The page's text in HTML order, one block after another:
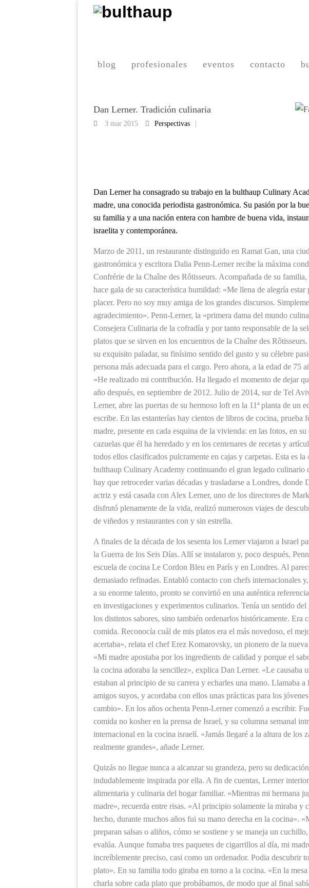
blog profesionales eventos contacto
Dan Lerner. Tradición culinaria
3 mar 2015 Perspectivas
Dan Lerner ha consagrado su trabajo en la bulthaup Culinary
madre, una conocida periodista gastronómica. Su pasión por la
su familia y a una nación entera con hambre de buena vida,
israelita y contemporánea.
Marzo de 2011, un restaurante distinguido en Ramat Gan, una
gastronómica y escritora Dalia Penn-Lerner recibe la máxima
Confrérie de la Chaîne des Rôtisseurs. Acompañada de su
hace gala de su característica humildad: «Me llena de alegría
placer. Pero no soy muy amiga de los grandes discursos.
agradecimiento». Penn-Lerner, la «primera dama del mundo
Consejera Culinaria de la cofradía y por tanto responsable de la
platos que se sirven en los encuentros de la Chaîne des
su exquisito paladar, su finísimo sentido del gusto y su célebre
persona más adecuada para el cargo. Pero ahora, a la edad de 75
«He realizado mi contribución. Ha llegado el momento de dejar
año después, en septiembre de 2012. Julio de 2014, sur de Tel
Lerner, abre las puertas de su hermoso loft en la 11ª planta de
escribe. En las estanterías hay cientos de libros de cocina, prueba
madre, presente en cada esquina de la vivienda: en las fotos, en
cazuelas que él ha heredado y en los centenares de recetas y
todos ellos clasificados pulcramente en cajas y carpetas. Esta es
bulthaup Culinary Academy continuando el gran legado culinario
hay que retroceder varias décadas y trasladarse a Londres,
actriz y está casada con Alex Lerner, uno de los directores de
disfrutó plenamente de la vida, realizó numerosos viajes de
de viñedos y restaurantes con y sin estrella.
A finales de la década de los sesenta los Lerner viajaron a Israel
la Guerra de los Seis Días. Allí se instalaron y, poco después,
escuela de cocina Le Cordon Bleu en París y en Londres. Al
demasiado refinadas. Entabló contacto con chefs internacionales
a su enorme talento, pronto se convirtió en una auténtica
en investigaciones y experimentos culinarios. Tenía un sentido
los distintos sabores, sino también ordenarlos históricamente. Era
comida. Reconocía cuál de mis platos era el más novedoso, el
acertaba», relata el chef Erez Komarovsky, un pionero de la
«Mi madre apostaba por los ingredients de calidad y porque el
la cocina adoraba la sencillez», explica Dan Lerner. «Le causaba
estaban al principio de su carrera y echarles una mano. Llamaba
amigos suyos, y acordaba con ellos unas prácticas para los
cambio». En los años ochenta Penn-Lerner comenzó a escribir.
comida no kosher en la prensa de Israel, y su columna semanal
internacional en la cocina israelí. «Jamás llegaré a la altura de los
realmente grandes», añade Lerner.
Quizás no llegue nunca a alcanzar su grandeza, pero su
indudablemente inspirada por ella. A fin de cuentas, Lerner
alimentaria y culinaria del hogar familiar. «Mientras mi hermana
madre», recuerda entre risas. «Al principio solamente la miraba y
hecho, durante muchos años fui su mano derecha en la cocina».
preparan salsas o aliños, cómo se sostiene y se maneja un
evalúa. Aunque fumaba tres paquetes de cigarrillos al día, mi
increíblemente preciso, casi como un ordenador. Podia descubrir
plato». En su familia todo giraba en torno a la cocina. «En la
charla sobre cada plato que probábamos, de modo que al final